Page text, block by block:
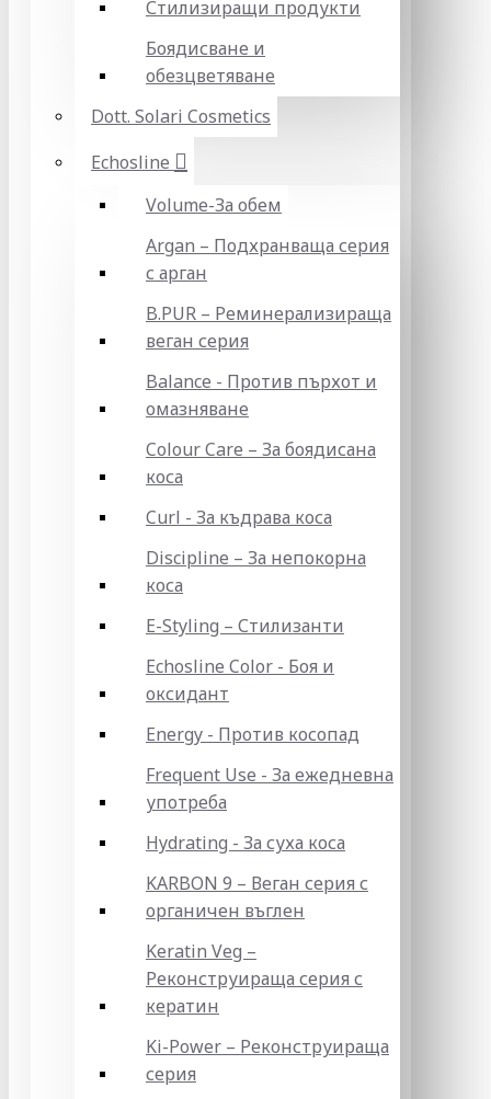
Стилизиращи продукти
Боядисване и
обезцветяване
Dott. Solari Cosmetics
Echosline
Volume-За обем
Argan – Подхранваща серия
с арган
B.PUR – Реминерализираща
веган серия
Balance - Против пърхот и
омазняване
Colour Care – За боядисана
коса
Curl - За къдрава коса
Discipline – За непокорна
коса
E-Styling – Стилизанти
Echosline Color - Боя и
оксидант
Energy - Против косопад
Frequent Use - За ежедневна
употреба
Hydrating - За суха коса
KARBON 9 – Веган серия с
органичен въглен
Keratin Veg –
Реконструираща серия с
кератин
Ki-Power – Реконструираща
серия